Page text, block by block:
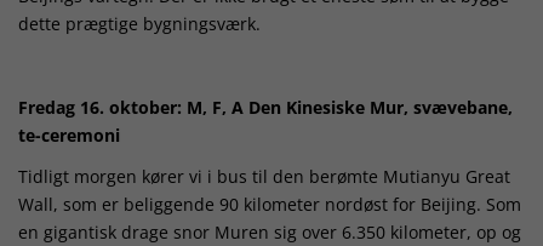
dette prægtige bygningsværk.
Fredag 16. oktober: M, F, A Den Kinesiske Mur, svævebane,
te-ceremoni
Tidligt morgen kører vi i bus til den berømte Mutianyu Great
Wall, som er beliggende 90 kilometer nordøst for Beijing. Som
en gigantisk drage snor Muren sig over 6.350 kilometer, op og